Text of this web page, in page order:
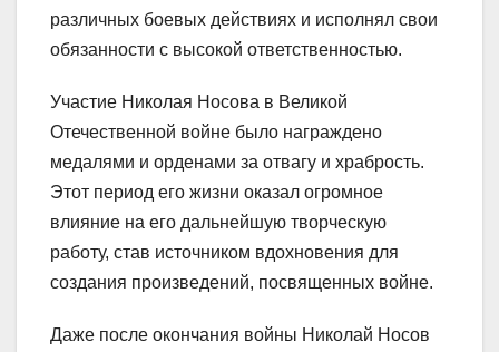
различных боевых действиях и исполнял свои
обязанности с высокой ответственностью.
Участие Николая Носова в Великой
Отечественной войне было награждено
медалями и орденами за отвагу и храбрость.
Этот период его жизни оказал огромное
влияние на его дальнейшую творческую
работу, став источником вдохновения для
создания произведений, посвященных войне.
Даже после окончания войны Николай Носов